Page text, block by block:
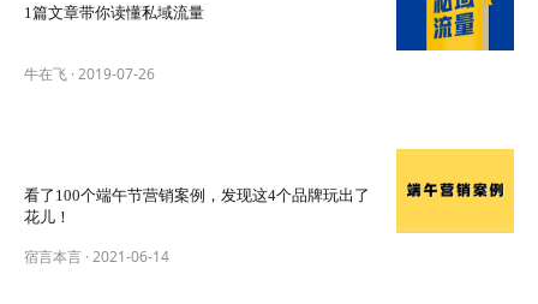
1篇文章带你读懂私域流量
牛在飞 · 2019-07-26
看了100个端午节营销案例，发现这4个品牌玩出了
花儿！
宿言本言 · 2021-06-14